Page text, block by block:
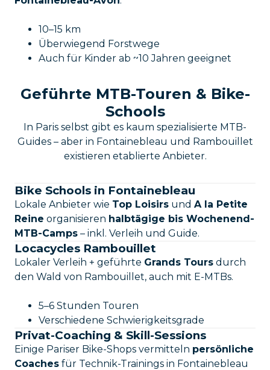
10–15 km
Überwiegend Forstwege
Auch für Kinder ab ~10 Jahren geeignet
Geführte MTB-Touren & Bike-
Schools
In Paris selbst gibt es kaum spezialisierte MTB-
Guides – aber in Fontainebleau und Rambouillet
existieren etablierte Anbieter.
Bike Schools in Fontainebleau
Lokale Anbieter wie Top Loisirs und A la Petite
Reine organisieren halbtägige bis Wochenend-
MTB-Camps – inkl. Verleih und Guide.
Locacycles Rambouillet
Lokaler Verleih + geführte Grands Tours durch
den Wald von Rambouillet, auch mit E-MTBs.
5–6 Stunden Touren
Verschiedene Schwierigkeitsgrade
Privat-Coaching & Skill-Sessions
Einige Pariser Bike-Shops vermitteln persönliche
Coaches für Technik-Trainings in Fontainebleau